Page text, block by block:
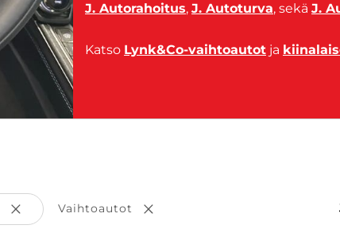
J. Autorahoitus, J. Autoturva, sekä J.
Katso Lynk&Co-vaihtoautot ja
Poista valinta
Vaihtoautot Poista valinta